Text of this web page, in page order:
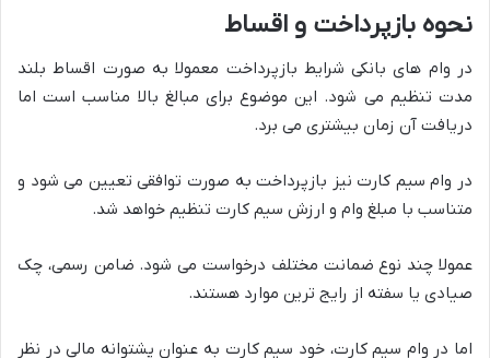
نحوه بازپرداخت و اقساط
در وام های بانکی شرایط بازپرداخت معمولا به صورت اقساط بلند
مدت تنظیم می شود. این موضوع برای مبالغ بالا مناسب است اما
دریافت آن زمان بیشتری می برد.
در وام سیم کارت نیز بازپرداخت به صورت توافقی تعیین می شود و
متناسب با مبلغ وام و ارزش سیم کارت تنظیم خواهد شد.
عمولا چند نوع ضمانت مختلف درخواست می شود. ضامن رسمی، چک
صیادی یا سفته از رایج ترین موارد هستند.
اما در وام سیم کارت، خود سیم کارت به عنوان پشتوانه مالی در نظر